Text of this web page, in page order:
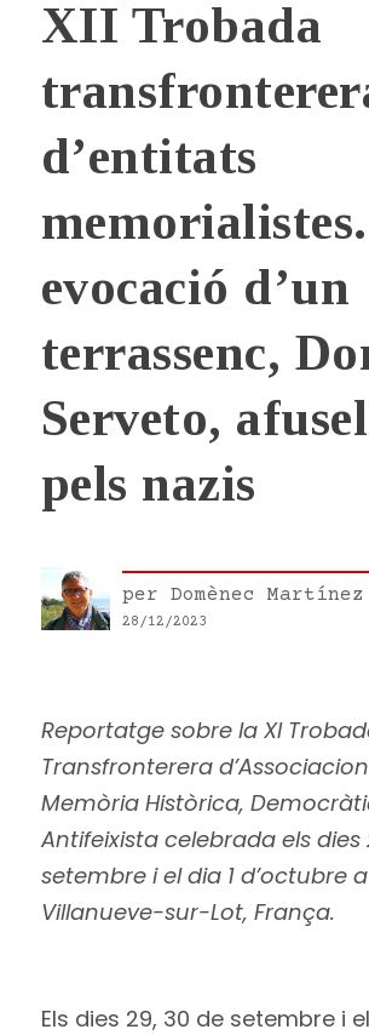
XII Trobada
d’entitats
evocació d’un
terrassenc,
Serveto,
pels nazis
per Domènec Martínez
28/12/2023
Reportatge sobre la XI
Transfronterera
Memòria Històrica,
Antifeixista celebrada els dies
setembre i el dia 1 d’octubre a
Villanueve-sur-Lot, França.
Els dies 29, 30 de setembre i